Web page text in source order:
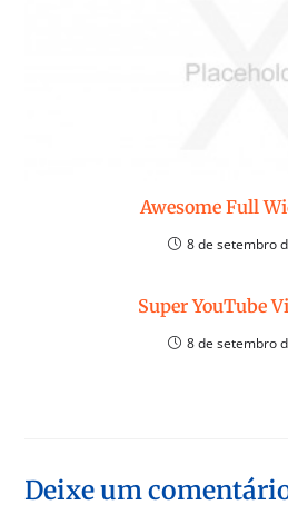
Awesome Full
8 de setembro
Super YouTube
8 de setembro
Deixe um